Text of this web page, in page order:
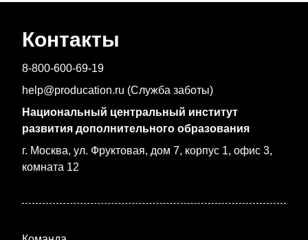
Контакты
8-800-600-69-19
help@producation.ru (Служба заботы)
Национальный центральный институт
развития дополнительного образования
г. Москва, ул. Фруктовая, дом 7, корпус 1, офис 3,
комната 12